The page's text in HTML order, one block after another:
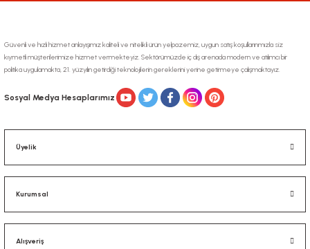
Gönder
Güvenli ve hızlı hizmet anlayışımız kaliteli ve nitelikli ürün yelpazemiz, uygun satış koşullarınmızla siz
kıymetli müşterilerimize hizmet vermekteyiz. Sektörümüzde iç dış arenada modern ve atılımcı bir
politika uygulamakta, 21. yüzyılın getirdiği teknolojilerin gereklerini yerine getirmeye çalışmaktayız.
Sosyal Medya Hesaplarımız
Üyelik
Kurumsal
Alışveriş